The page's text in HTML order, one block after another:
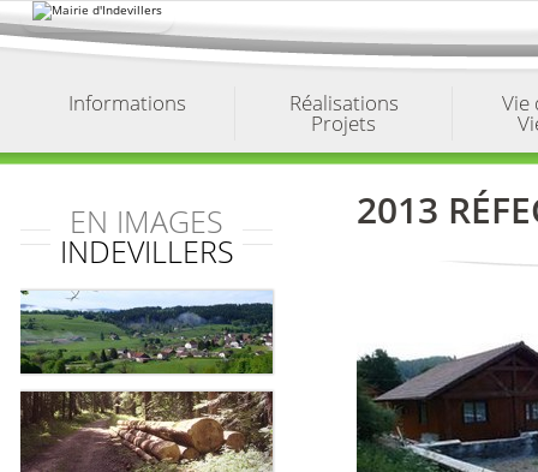
au
contenu.
Informations Réalisations
Projets
Vie
EN IMAGES
INDEVILLERS
2013